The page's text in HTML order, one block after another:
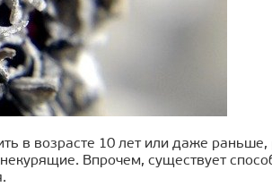
в возрасте 10 лет или даже
Впрочем, существует